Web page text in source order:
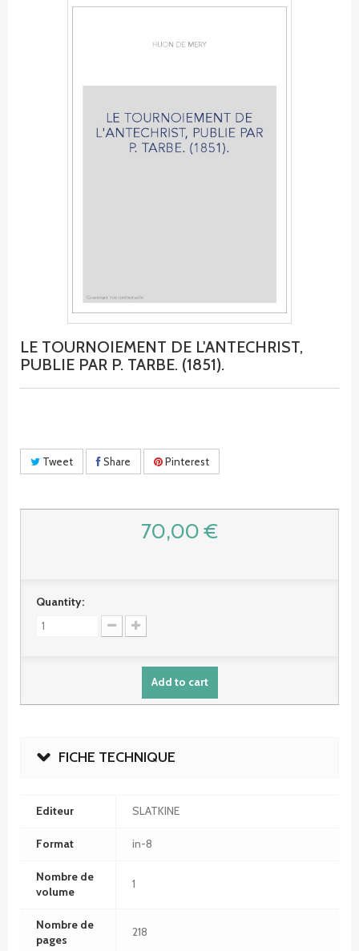
LE TOURNOIEMENT DE L'ANTECHRIST,
PUBLIE PAR P. TARBE. (1851).
Tweet Share Pinterest
70,00 €
Quantity:
Add to cart
FICHE TECHNIQUE
Editeur SLATKINE
Format in-8
Nombre de
volume
1
Nombre de
pages
218